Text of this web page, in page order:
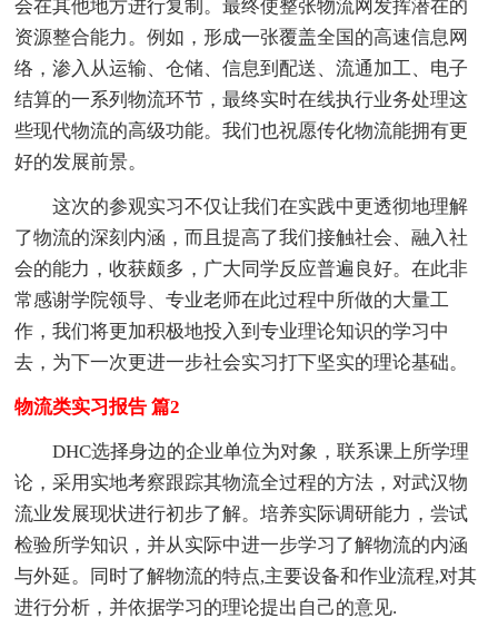
会在其他地方进行复制。最终使整张物流网发挥潜在的
资源整合能力。例如，形成一张覆盖全国的高速信息网
络，渗入从运输、仓储、信息到配送、流通加工、电子
结算的一系列物流环节，最终实时在线执行业务处理这
些现代物流的高级功能。我们也祝愿传化物流能拥有更
好的发展前景。
这次的参观实习不仅让我们在实践中更透彻地理解
了物流的深刻内涵，而且提高了我们接触社会、融入社
会的能力，收获颇多，广大同学反应普遍良好。在此非
常感谢学院领导、专业老师在此过程中所做的大量工
作，我们将更加积极地投入到专业理论知识的学习中
去，为下一次更进一步社会实习打下坚实的理论基础。
物流类实习报告 篇2
DHC选择身边的企业单位为对象，联系课上所学理
论，采用实地考察跟踪其物流全过程的方法，对武汉物
流业发展现状进行初步了解。培养实际调研能力，尝试
检验所学知识，并从实际中进一步学习了解物流的内涵
与外延。同时了解物流的特点,主要设备和作业流程,对其
进行分析，并依据学习的理论提出自己的意见.